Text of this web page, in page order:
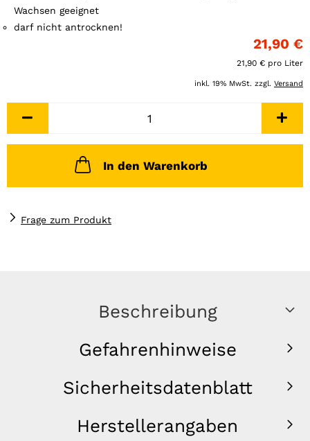
Wachsen geeignet
darf nicht antrocknen!
21,90 €
21,90 € pro Liter
inkl. 19% MwSt. zzgl. Versand
In den Warenkorb
Frage zum Produkt
Beschreibung
Gefahrenhinweise
Sicherheitsdatenblatt
Herstellerangaben